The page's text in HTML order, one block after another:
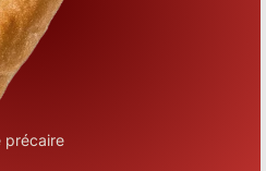
précaire